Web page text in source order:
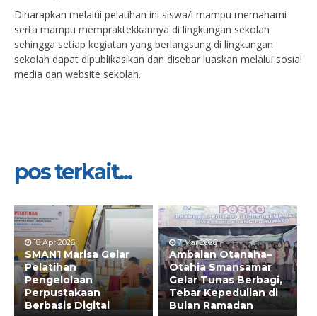
Diharapkan melalui pelatihan ini siswa/i mampu memahami
serta mampu mempraktekkannya di lingkungan sekolah
sehingga setiap kegiatan yang berlangsung di lingkungan
sekolah dapat dipublikasikan dan disebar luaskan melalui sosial
media dan website sekolah.
pos terkait...
18 Apr 2026
SMAN1 Marisa Gelar
Pelatihan
Pengelolaan
Perpustakaan
Berbasis Digital
7 Mar 2026
Ambalan Otanaha–
Otahia Smansamar
Gelar Tunas Berbagi,
Tebar Kepedulian di
Bulan Ramadan